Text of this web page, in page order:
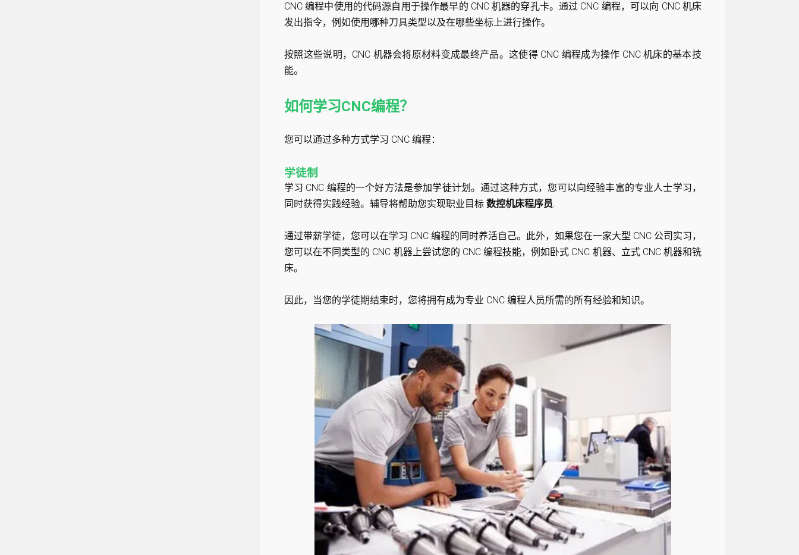
CNC 编程中使用的代码源自用于操作最早的 CNC 机器的穿孔卡。通过 CNC 编程，可以向 CNC 机床
发出指令，例如使用哪种刀具类型以及在哪些坐标上进行操作。
按照这些说明，CNC 机器会将原材料变成最终产品。这使得 CNC 编程成为操作 CNC 机床的基本技
能。
如何学习CNC编程？
您可以通过多种方式学习 CNC 编程：
学徒制
学习 CNC 编程的一个好方法是参加学徒计划。通过这种方式，您可以向经验丰富的专业人士学习，
同时获得实践经验。辅导将帮助您实现职业目标 数控机床程序员.
通过带薪学徒，您可以在学习 CNC 编程的同时养活自己。此外，如果您在一家大型 CNC 公司实习，
您可以在不同类型的 CNC 机器上尝试您的 CNC 编程技能，例如卧式 CNC 机器、立式 CNC 机器和铣
床。
因此，当您的学徒期结束时，您将拥有成为专业 CNC 编程人员所需的所有经验和知识。